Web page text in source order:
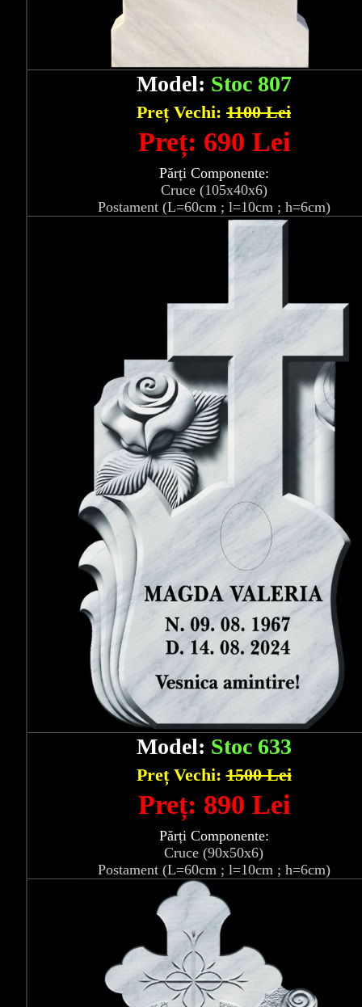
Model: Stoc 807
Preț Vechi: 1100 Lei
Preț: 690 Lei
Părți Componente:
Cruce (105x40x6)
Postament (L=60cm ; l=10cm ; h=6cm)
Model: Stoc 633
Preț Vechi:1500 Lei
Preț: 890 Lei
Părți Componente:
Cruce (90x50x6)
Postament (L=60cm ; l=10cm ; h=6cm)